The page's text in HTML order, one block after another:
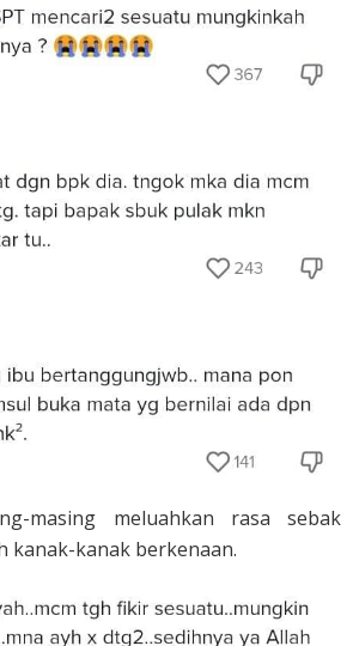
masing meluahkan rasa sebak
kanak-kanak berkenaan.